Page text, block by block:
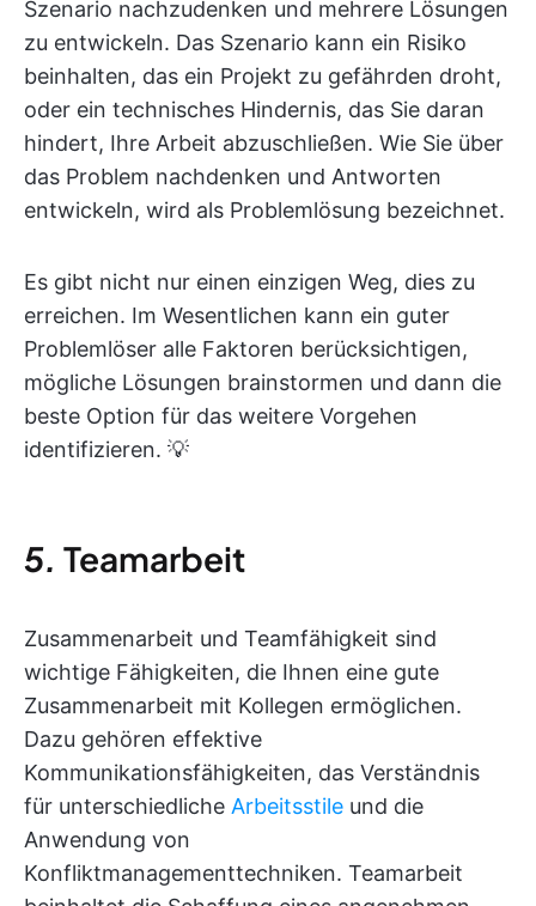
Szenario nachzudenken und mehrere Lösungen
zu entwickeln. Das Szenario kann ein Risiko
beinhalten, das ein Projekt zu gefährden droht,
oder ein technisches Hindernis, das Sie daran
hindert, Ihre Arbeit abzuschließen. Wie Sie über
das Problem nachdenken und Antworten
entwickeln, wird als Problemlösung bezeichnet.
Es gibt nicht nur einen einzigen Weg, dies zu
erreichen. Im Wesentlichen kann ein guter
Problemlöser alle Faktoren berücksichtigen,
mögliche Lösungen brainstormen und dann die
beste Option für das weitere Vorgehen
identifizieren. 💡
5. Teamarbeit
Zusammenarbeit und Teamfähigkeit sind
wichtige Fähigkeiten, die Ihnen eine gute
Zusammenarbeit mit Kollegen ermöglichen.
Dazu gehören effektive
Kommunikationsfähigkeiten, das Verständnis
für unterschiedliche Arbeitsstile und die
Anwendung von
Konfliktmanagementtechniken. Teamarbeit